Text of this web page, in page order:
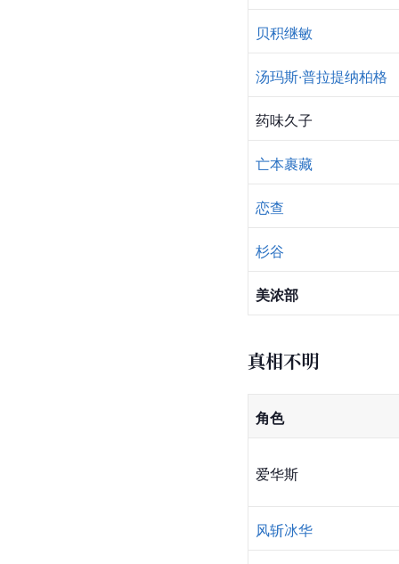
贝积继敏
汤玛斯·普拉提纳柏格
药味久子
亡本裹藏
恋查
杉谷
美浓部
真相不明
角色
爱华斯
风斩冰华